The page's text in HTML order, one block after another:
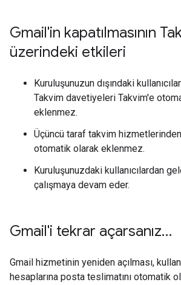
Gmail'in kapatılmasının
üzerindeki etkileri
Kuruluşunuzun dışındaki
Takvim davetiyeleri Takvim'e
eklenmez.
Üçüncü taraf takvim
otomatik olarak eklenmez.
Kuruluşunuzdaki kullanıcılardan
çalışmaya devam eder.
Gmail'i tekrar açarsanız…
Gmail hizmetinin yeniden açılması,
hesaplarına posta teslimatını otomatik